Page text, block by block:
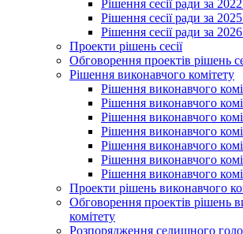
Рішення сесії ради за
Рішення сесії ради за
Рішення сесії ради за
Проекти рішень сесії
Обговорення проектів рішень
Рішення виконавчого комітету
Рішення виконавчого
Рішення виконавчого
Рішення виконавчого
Рішення виконавчого
Рішення виконавчого
Рішення виконавчого
Рішення виконавчого
Проекти рішень виконавчого
Обговорення проектів рішень
комітету
Розпорядження селищного